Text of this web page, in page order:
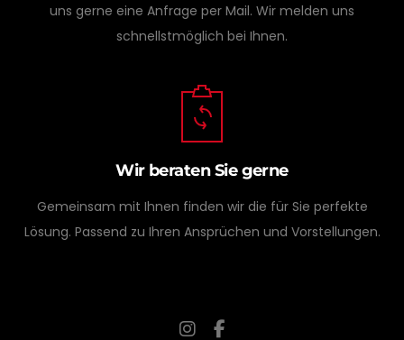
uns gerne eine Anfrage per Mail. Wir melden uns
schnellstmöglich bei Ihnen.
Wir beraten Sie gerne
Gemeinsam mit Ihnen finden wir die für Sie perfekte
Lösung. Passend zu Ihren Ansprüchen und Vorstellungen.